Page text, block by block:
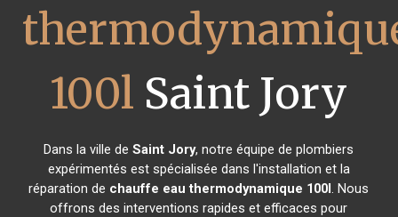
100l Saint Jory
Dans la ville deSaint Jory, notre équipe de plombiers
expérimentés est spécialisée dans l'installation et la
réparation de chauffe eau thermodynamique 100l. Nous
offrons des interventions rapides et efficaces pour